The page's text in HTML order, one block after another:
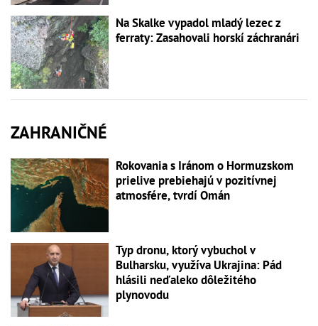
Na Skalke vypadol mladý lezec z
ferraty: Zasahovali horskí záchranári
ZAHRANIČNÉ
Rokovania s Iránom o Hormuzskom
prielive prebiehajú v pozitívnej
atmosfére, tvrdí Omán
Typ dronu, ktorý vybuchol v
Bulharsku, využíva Ukrajina: Pád
hlásili neďaleko dôležitého
plynovodu